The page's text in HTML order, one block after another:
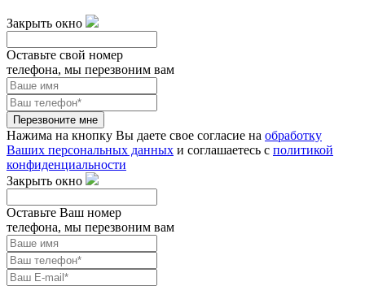
Закрыть окно
Оставьте свой номер
телефона, мы перезвоним вам
Перезвоните мне
Нажима на кнопку Вы даете свое согласие на обработку
Ваших персональных данных и соглашаетесь с политикой
конфиденциальности
Закрыть окно
Оставьте Ваш номер
телефона, мы перезвоним вам